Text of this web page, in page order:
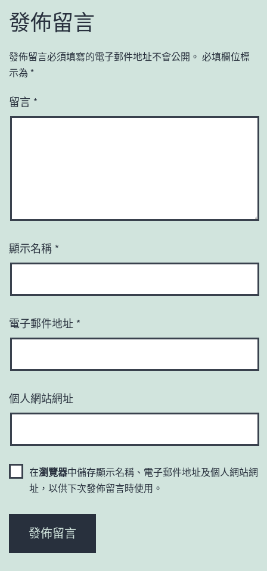
發佈留言
發佈留言必須填寫的電子郵件地址不會公開。 必填欄位標
示為 *
留言 *
顯示名稱 *
電子郵件地址 *
個人網站網址
在瀏覽器中儲存顯示名稱、電子郵件地址及個人網站網
址，以供下次發佈留言時使用。